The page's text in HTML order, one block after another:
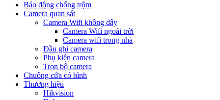
Báo động chống trộm
Camera quan sát
Camera Wifi không dây
Camera Wifi ngoài trời
Camera wifi trong nhà
Đầu ghi camera
Phụ kiện camera
Trọn bộ camera
Chuông cửa có hình
Thương hiệu
Hikvision